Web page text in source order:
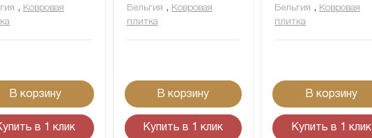
, Ковровая
В корзину
в 1 клик
Бельгия , Ковровая
плитка
В корзину
Купить в 1 клик
Бельгия , Ковровая
плитка
В корзину
Купить в 1 клик